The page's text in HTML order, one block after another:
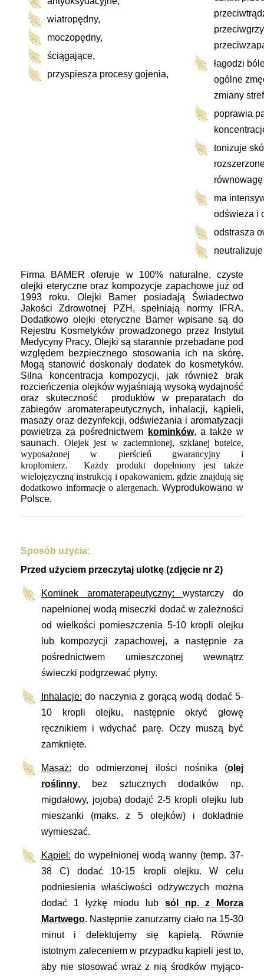
wiatropędny,
moczopędny,
ściągające,
przyspiesza procesy gojenia,
łagodzi
ogólne
zmiany
poprawia
tonizuje
ma
odświeża i
odstrasza
Firma BAMER oferuje w 100% naturalne, czyste
olejki eteryczne oraz kompozycje zapachowe już od
1993 roku. Olejki Bamer posiadają Świadectwo
Jakości Zdrowotnej PZH, spełniają normy IFRA.
Dodatkowo olejki eteryczne Bamer wpisane są do
Rejestru Kosmetyków prowadzonego przez Instytut
Medycyny Pracy. Olejki są starannie przebadane pod
względem bezpiecznego stosowania ich na skórę.
Mogą stanowić doskonały dodatek do kosmetyków.
Silna koncentracja kompozycji, jak również brak
rozcieńczenia olejków wyjaśniają wysoką wydajność
oraz skuteczność produktów w preparatach do
zabiegów aromaterapeutycznych, inhalacji, kąpieli,
masaży oraz dezynfekcji, odświeżania i aromatyzacji
powietrza za pośrednictwem
kominków, a także w
saunach. Olejek jest w zaciemnionej, szklanej butelce,
wyposażonej w pierścień gwarancyjny i
kroplomierz. Każdy produkt dopełniony jest także
wielojęzyczną instrukcją i opakowaniem, gdzie znajdują się
dodatkowo informacje o alergenach. Wyprodukowano w
Polsce.
Sposób użycia:
Przed użyciem przeczytaj ulotkę (zdjęcie nr 2)
Kominek aromaterapeutyczny:wystarczy do
napełnionej wodą miseczki dodać w zależności
od wielkości pomieszczenia 5-10 kropli olejku
lub kompozycji zapachowej, a następnie za
pośrednictwem umieszczonej wewnątrz
świeczki podgrzewać płyny.
Inhalacje: do naczynia z gorącą wodą dodać 5-
10 kropli olejku, następnie okryć głowę
ręcznikiem i wdychać parę. Oczy muszą być
zamknięte.
Masaż: do odmierzonej ilości nośnika (olej
roślinny, bez sztucznych dodatków np.
migdałowy, jojoba) dodajć 2-5 kropli olejku lub
mieszanki (maks. z 5 olejków) i dokładnie
wymieszać.
Kąpiel: do wypełnionej wodą wanny (temp. 37-
38 C) dodać 10-15 kropli olejku. W celu
podniesienia właściwości odżywczych można
dodać 1 łyżkę miodu lub sól np. z Morza
Martwego. Następnie zanurzamy ciało na 15-30
minut i delektujemy się kąpielą. Równie
istotnym zaleceniem w przypadku kąpieli jest to,
aby nie stosować wraz z nią środków myjąco-